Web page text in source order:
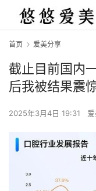
首页 爱美分享
截止目前国内
后我被结果震
2025年3月4日 19:31